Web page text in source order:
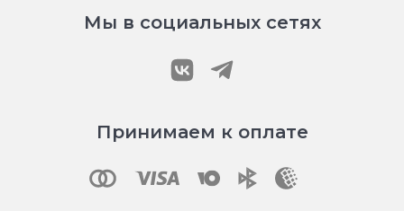
Мы в социальных сетях
Принимаем к оплате